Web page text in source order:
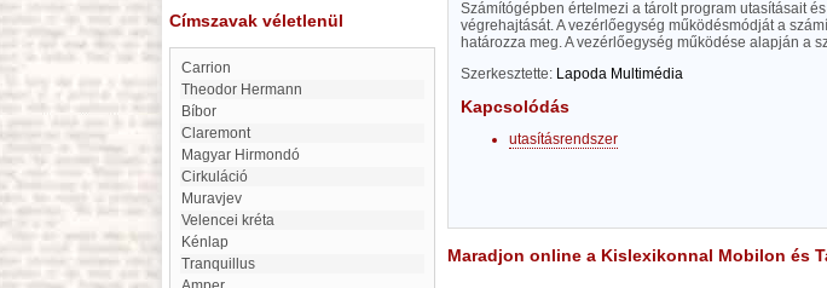
Címszavak véletlenül
Carrion
Theodor Hermann
Bíbor
Claremont
Magyar Hirmondó
cirkuláció
Muravjev
Velencei kréta
Kénlap
Tranquillus
Számítógépben értelmezi a tárolt program utasításait
végrehajtását. A vezérlőegység működésmódját a
határozza meg. A vezérlőegység működése alapján a
Szerkesztette: Lapoda Multimédia
Kapcsolódás
utasításrendszer
Maradjon online a Kislexikonnal Mobilon és